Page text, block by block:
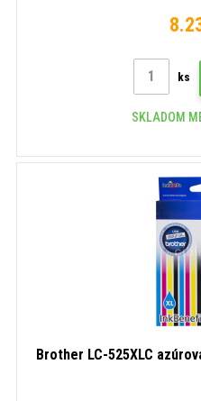
ks
SKLADOM
Brother LC-525XLC